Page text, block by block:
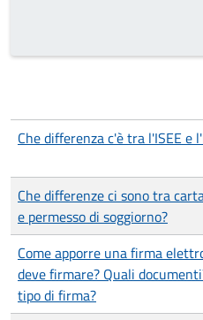
Che differenza c'è tra l'ISEE e
Che differenze ci sono tra
e permesso di soggiorno?
Come apporre una firma
deve firmare? Quali
tipo di firma?